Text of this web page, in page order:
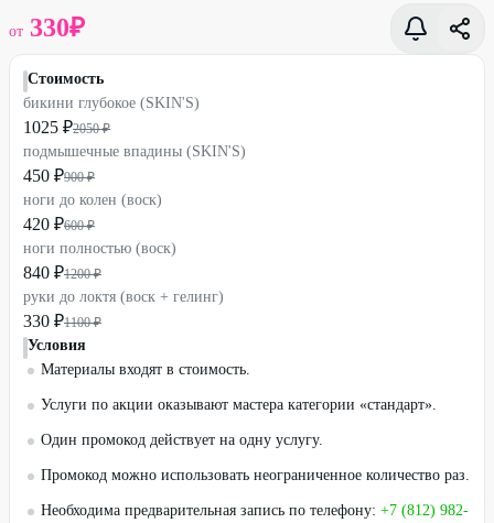
от 330₽
Стоимость
бикини глубокое (SKIN'S)
1025 ₽2050 ₽
подмышечные впадины (SKIN'S)
450 ₽900 ₽
ноги до колен (воск)
420 ₽600 ₽
ноги полностью (воск)
840 ₽1200 ₽
руки до локтя (воск + гелинг)
330 ₽1100 ₽
Условия
Материалы входят в стоимость.
Услуги по акции оказывают мастера категории «стандарт».
Один промокод действует на одну услугу.
Промокод можно использовать неограниченное количество раз.
Необходима предварительная запись по телефону: +7 (812) 982-